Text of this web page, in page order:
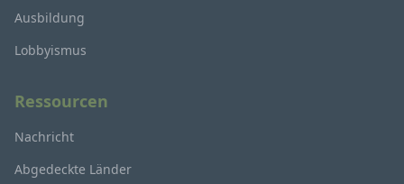
Ausbildung
Lobbyismus
Ressourcen
Nachricht
Abgedeckte Länder